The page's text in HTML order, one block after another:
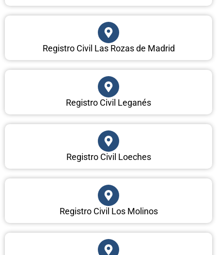
Registro Civil Las Rozas de Madrid
Registro Civil Leganés
Registro Civil Loeches
Registro Civil Los Molinos